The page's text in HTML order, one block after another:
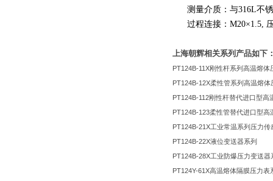
测量介质：与316L不锈
过程连接：M20×1.5,
上海朝辉相关系列产品如下
PT124B-11X刚性杆系列高温熔体
PT124B-12X柔性管系列高温熔体
PT124B-112刚性杆替代进口型高
PT124B-123柔性管替代进口型高
PT124B-21X工业常温系列压力传
PT124B-22X液位变送器系列
PT124B-28X工业防爆压力变送器
PT124Y-61X高温熔体隔膜压力表